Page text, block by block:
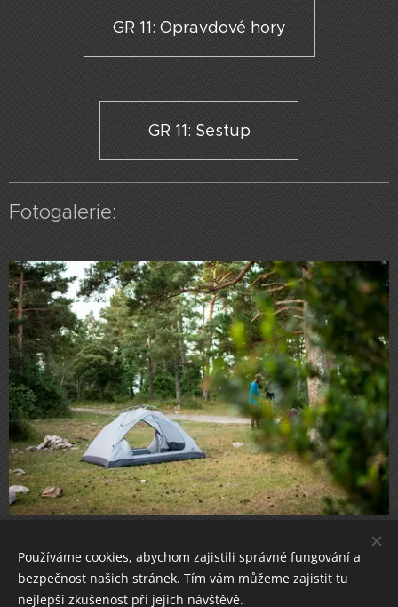
GR 11: Opravdové hory
GR 11: Sestup
Fotogalerie:
Používáme cookies, abychom zajistili správné fungování a
bezpečnost našich stránek. Tím vám můžeme zajistit tu
nejlepší zkušenost při jejich návštěvě.